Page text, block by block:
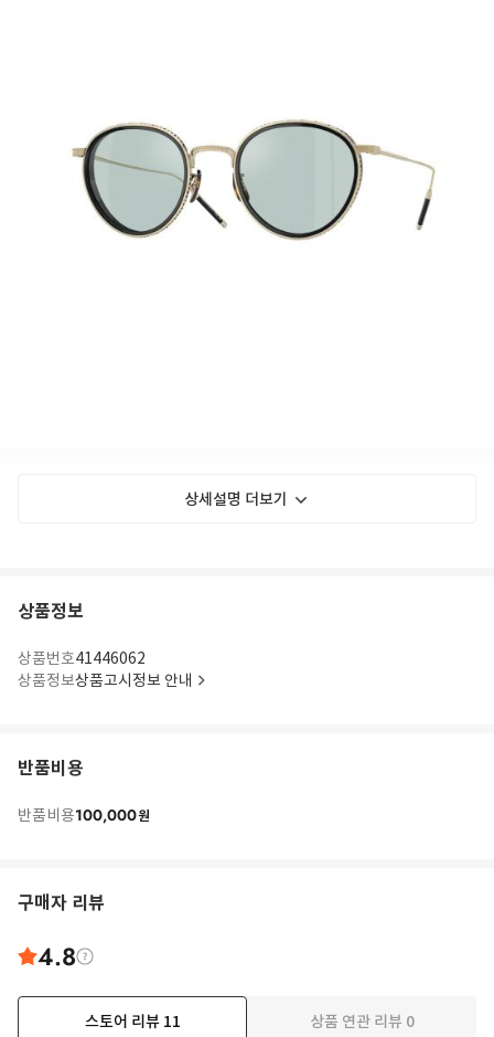
상세설명 더보기
상품정보
상품번호41446062
상품정보상품고시정보 안내
반품비용
반품비용100,000원
구매자 리뷰
4.8
스토어 리뷰 11 상품 연관 리뷰 0